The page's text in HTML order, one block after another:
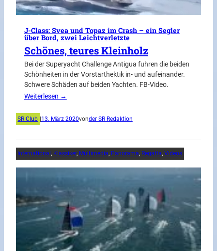
J-Class: Svea und Topaz im Crash – ein Segler
über Bord, zwei Leichtverletzte
Schönes, teures Kleinholz
Bei der Superyacht Challenge Antigua fuhren die beiden
Schönheiten in der Vorstarthektik in- und aufeinander.
Schwere Schäden auf beiden Yachten. FB-Video.
Weiterlesen →
SR Club 13. März 2020vonder SR Redaktion
International, Klassiker, Multimedia, Panorama, Regatta, Videos